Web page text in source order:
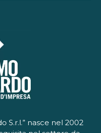
S.r.l.” nasce nel 2002